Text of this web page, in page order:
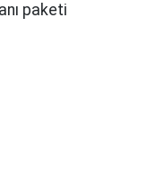
paketi